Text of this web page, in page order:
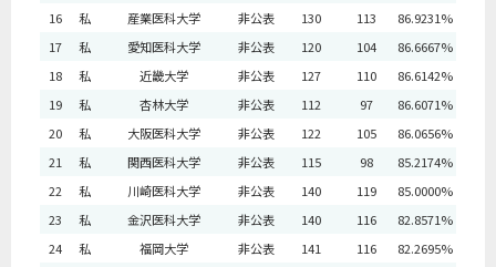
16
私 産業医科大学 非公表 130 113
86.9231%
17
私 愛知医科大学 非公表 120 104
86.6667%
18
私 近畿大学 非公表 127 110
86.6142%
19
私 杏林大学 非公表 112 97
86.6071%
20
私 大阪医科大学 非公表 122 105
86.0656%
21
私 関西医科大学 非公表 115 98
85.2174%
22
私 川崎医科大学 非公表 140 119
85.0000%
23
私 金沢医科大学 非公表 140 116
82.8571%
24
私 福岡大学 非公表 141 116
82.2695%